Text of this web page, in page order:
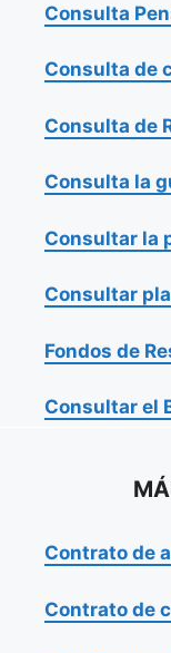
Consulta
Consulta de
Consulta de
Consulta la
Consultar la
Consultar
Fondos de
Consultar el
Contrato de
Contrato de